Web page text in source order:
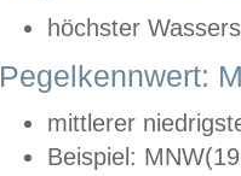
höchster
Pegelkennwert:
mittlerer
Beispiel: